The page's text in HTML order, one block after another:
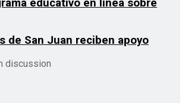
educativo en línea sobre
de San Juan reciben apoyo
discussion